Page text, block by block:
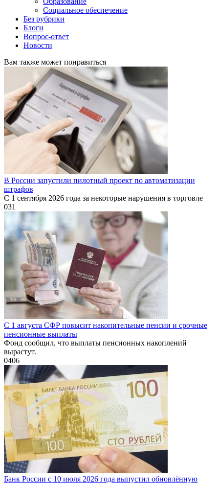
Социальное обеспечение
Без рубрики
Блоги
Вопрос-ответ
Новости
Вам также может понравиться
В России запустили пилотный проект по автоматизации
штрафов
С 1 сентября 2026 года за некоторые нарушения в торговле
031
С 1 августа СФР повысит накопительные пенсии и срочные
пенсионные выплаты
Фонд сообщил, что выплаты пенсионных накоплений
вырастут.
0406
Банк России с 10 июля 2026 года выпустил обновлённую